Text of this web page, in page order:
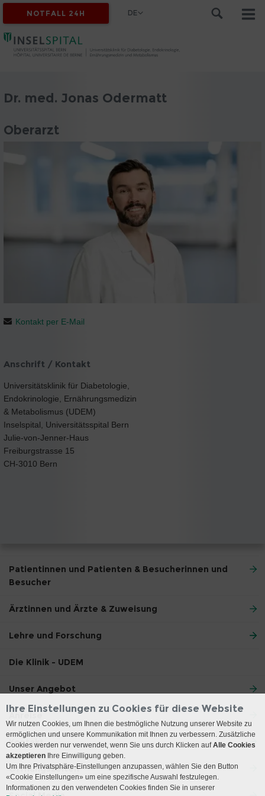
NOTFALL 24H DE
Dr. med. Jonas Odermatt
Oberarzt
Kontakt per E-Mail
Anschrift / Kontakt
Universitätsklinik für Diabetologie,
Endokrinologie, Ernährungsmedizin
& Metabolismus (UDEM)
Inselspital, Universitätsspital Bern
Julie-von-Jenner-Haus
Freiburgstrasse 15
CH-3010 Bern
Patientinnen und Patienten & Besucherinnen und
Besucher
Ärztinnen und Ärzte & Zuweisung
Lehre und Forschung
Die Klinik - UDEM
Unser Angebot
Anreise
Kontakt
Öffnungszeiten
Ihre Einstellungen zu Cookies für diese Website
Wir nutzen Cookies, um Ihnen die bestmögliche Nutzung unserer Website zu
ermöglichen und unsere Kommunikation mit Ihnen zu verbessern. Zusätzliche
Cookies werden nur verwendet, wenn Sie uns durch Klicken aufAlle Cookies
akzeptieren Ihre Einwilligung geben.
Um Ihre Privatsphäre-Einstellungen anzupassen, wählen Sie den Button
«Cookie Einstellungen» um eine spezifische Auswahl festzulegen.
Informationen zu den verwendeten Cookies finden Sie in unserer